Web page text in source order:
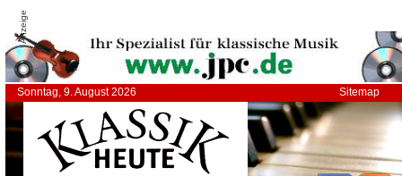
Anzeige
Sonntag, 9. August 2026 Sitemap